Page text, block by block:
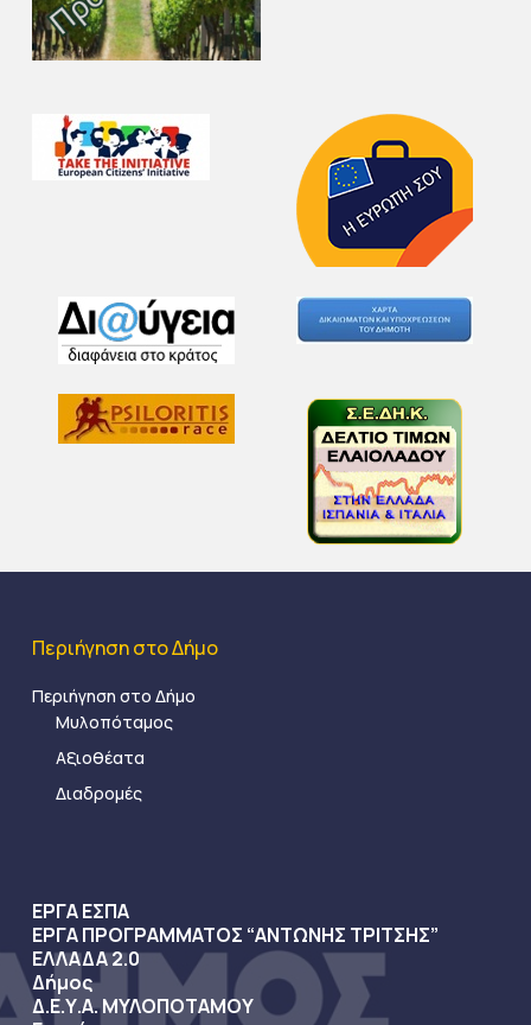
Περιήγηση στο Δήμο
Περιήγηση στο Δήμο
Μυλοπόταμος
Αξιοθέατα
Διαδρομές
ΕΡΓΑ ΕΣΠΑ
ΕΡΓΑ ΠΡΟΓΡΑΜΜΑΤΟΣ “ΑΝΤΩΝΗΣ ΤΡΙΤΣΗΣ”
ΕΛΛΑΔΑ 2.0
Δήμος
Δ.Ε.Υ.Α. ΜΥΛΟΠΟΤΑΜΟΥ